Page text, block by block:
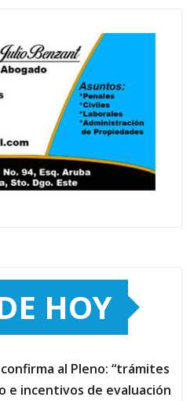
HOY
al Pleno: “trámites
e incentivos de evaluación